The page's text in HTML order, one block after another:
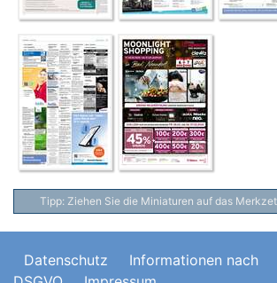
Tipp: Ziehen Sie die Miniaturen auf das
Datenschutz
Informationen nach